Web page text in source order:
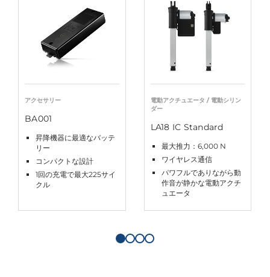
アクセサリー
BA001
昇降機器に最適なバッテ
リー
コンパクトな設計
1回の充電で最大225サイ
クル
電動アクチュエータ / 電動シリン
ダー
LA18 IC Standard
最大推力：6,000 N
ワイヤレス通信
パワフルでありながら動
作音が静かな電動アクチ
ュエータ